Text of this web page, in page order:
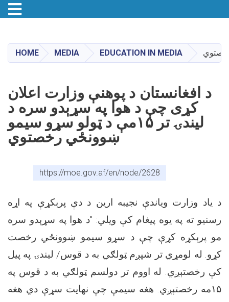
main
content
Toggle navigation
HOME MEDIA EDUCATION IN MEDIA
د افغانستان د پوهنې وزارت اعلان
کړی چې د هوا په سړېدو سره د
لیندۍ تر ۱۵مې د ټولو سړو سیمو
ښوونځي رخصتوي
https://moe.gov.af/en/node/2628
د یاد وزارت ویاندې نجیبه ارین د دې پرېکړې په اړه
رسنیو ته په یوه پیغام کې ویلي: "د هوا په سړېدو سره
مو پرېکړه کړې چې د سړو سیمو ښوونځي رخصت
کړو. له لومړي تر شپږم ټولګي به د قوس/ لیندۍ په پيل
کې رخصتېږي. له اووم تر دولسم ټولګي به د قوس په
۱۵مه رخصتېږي. هغه سیمې چې نهایت سړې دي هغه